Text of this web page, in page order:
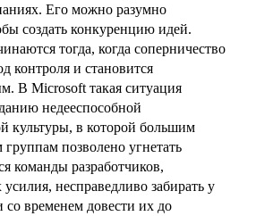
Его можно разумно
создать конкуренцию идей.
тогда, когда соперничество
контроля и становится
В Microsoft такая ситуация
недееспособной
культуры, в которой большим
позволено угнетать
команды разработчиков,
несправедливо забирать у
со временем довести их до